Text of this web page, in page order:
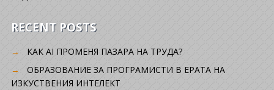
RECENT POSTS
КАК AI ПРОМЕНЯ ПАЗАРА НА ТРУДА?
ОБРАЗОВАНИЕ ЗА ПРОГРАМИСТИ В ЕРАТА НА
ИЗКУСТВЕНИЯ ИНТЕЛЕКТ